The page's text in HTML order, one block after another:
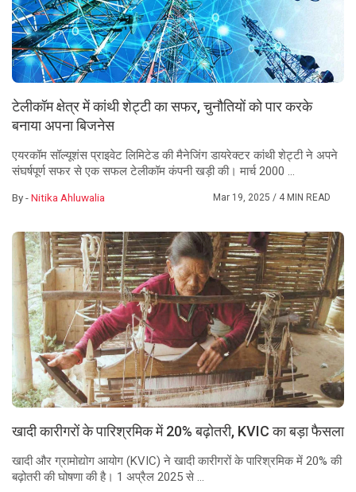
टेलीकॉम क्षेत्र में कांथी शेट्टी का सफर, चुनौतियों को पार करके
बनाया अपना बिजनेस
एयरकॉम सॉल्यूशंस प्राइवेट लिमिटेड की मैनेजिंग डायरेक्टर कांथी शेट्टी ने अपने
संघर्षपूर्ण सफर से एक सफल टेलीकॉम कंपनी खड़ी की। मार्च 2000 ...
By -Nitika Ahluwalia Mar 19, 2025/ 4 MIN READ
खादी कारीगरों के पारिश्रमिक में 20% बढ़ोतरी, KVIC का बड़ा फैसला
खादी और ग्रामोद्योग आयोग (KVIC) ने खादी कारीगरों के पारिश्रमिक में 20% की
बढ़ोतरी की घोषणा की है। 1 अप्रैल 2025 से ...